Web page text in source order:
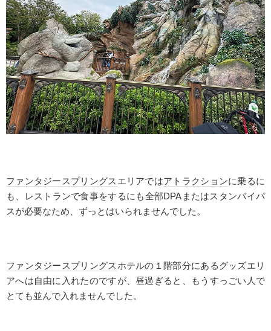
ファンタジースプリングス エリアではアトラクションに乗るに
も、レストランで食事をするにも全部DPA またはスタンバイパ
スが必要なため、ずっとはいられませんでした。
ファンタジースプリングスホテルの１階部分にあるグッズエリ
アへは自由に入れたのですが、昼過ぎると、もうすっごい人で
とても並んで入れませんでした。